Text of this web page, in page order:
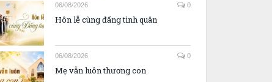
06/08/2026 0
Hôn lễ cùng đấng tình quân
06/08/2026 0
Mẹ vẫn luôn thương con